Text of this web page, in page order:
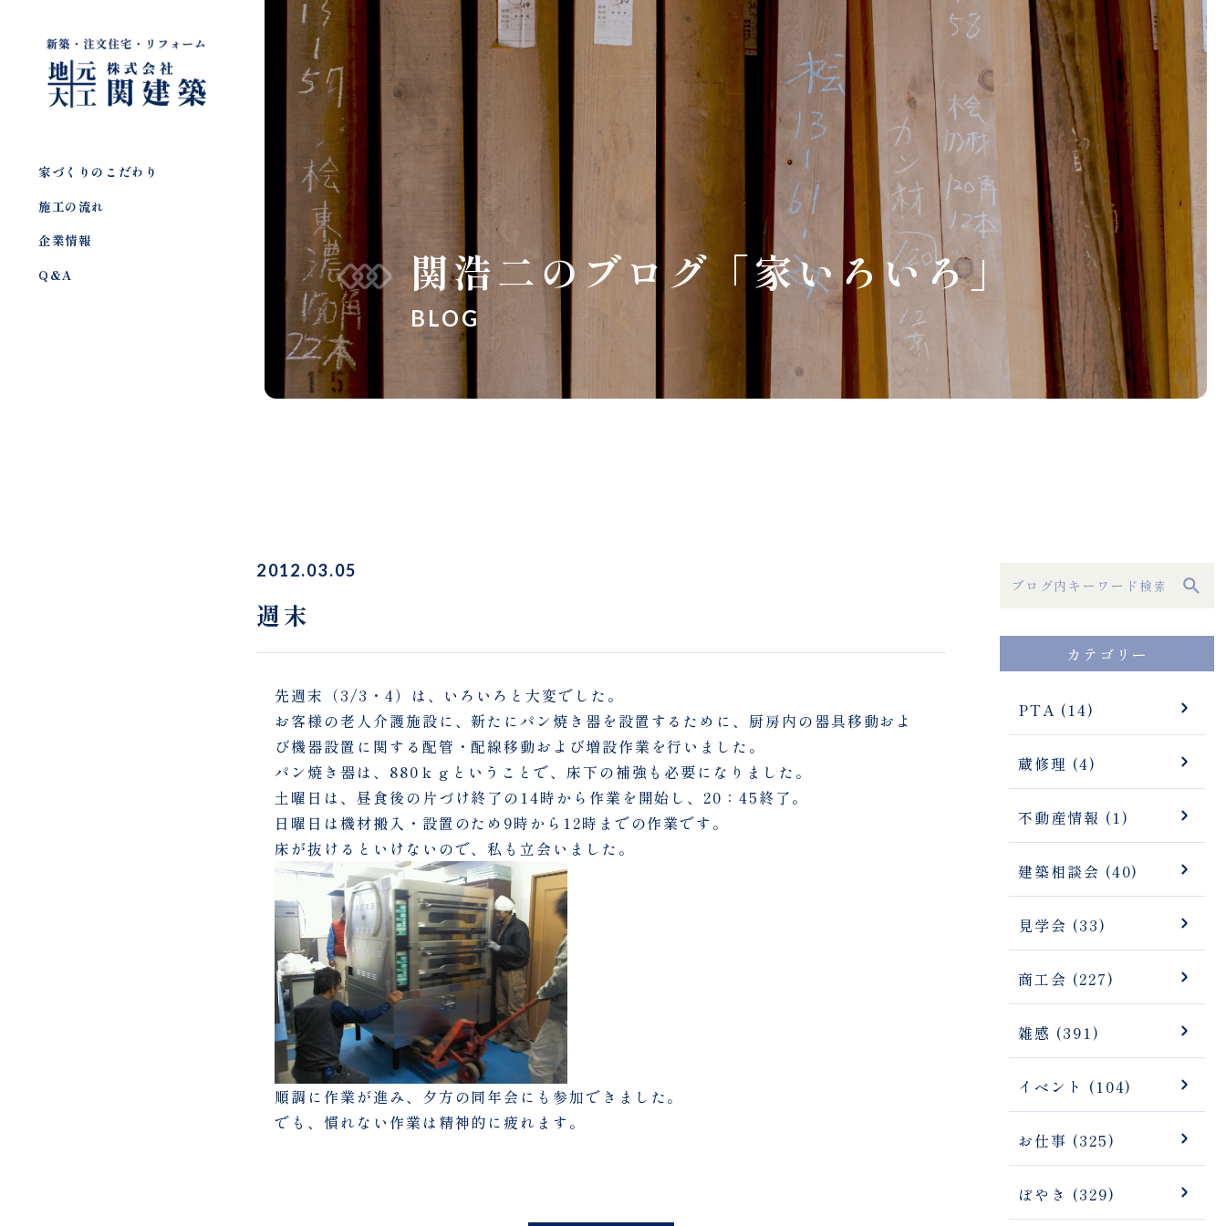
家づくりのこだわり
施工の流れ
企業情報
Q&A
関浩二のブログ「家いろいろ」
BLOG
2012.03.05
週末
先週末（3/3・4）は、いろいろと大変でした。
お客様の老人介護施設に、新たにパン焼き器を設置するために、厨房内の器具移動およ
び機器設置に関する配管・配線移動および増設作業を行いました。
パン焼き器は、880ｋｇということで、床下の補強も必要になりました。
土曜日は、昼食後の片づけ終了の14時から作業を開始し、20：45終了。
日曜日は機材搬入・設置のため9時から12時までの作業です。
床が抜けるといけないので、私も立会いました。
順調に作業が進み、夕方の同年会にも参加できました。
でも、慣れない作業は精神的に疲れます。
カテゴリー
PTA (14)
蔵修理 (4)
不動産情報 (1)
建築相談会 (40)
見学会 (33)
商工会 (227)
雑感 (391)
イベント (104)
お仕事 (325)
ぼやき (329)